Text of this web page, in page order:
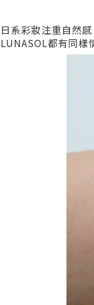
日系彩妝注重自然
LUNASOL都有同樣